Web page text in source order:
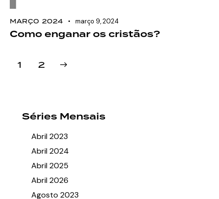
MARÇO 2024 março 9, 2024
Como enganar os cristãos?
1 2
>
Séries Mensais
Abril 2023
Abril 2024
Abril 2025
Abril 2026
Agosto 2023